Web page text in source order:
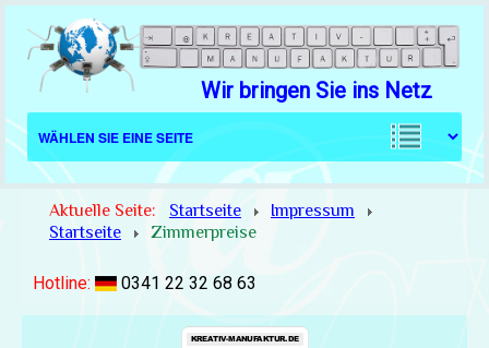
Wir bringen Sie ins Netz
Aktuelle Seite: Startseite
Impressum
Startseite
Zimmerpreise
Hotline: 0341 22 32 68 63